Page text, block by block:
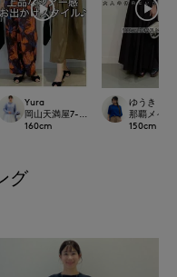
Yura
岡山天満屋7-IDconcept.
160cm
ゆうき
那覇メイ
150cm
グ